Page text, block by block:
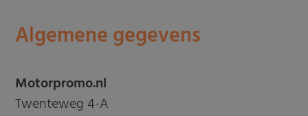
Algemene gegevens
Motorpromo.nl
Twenteweg 4-A